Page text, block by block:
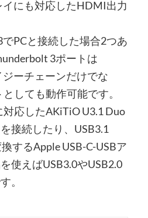
にも対応したHDMI出力
PCと接続した場合2つあ
3ポートは
ーチェーンだけでな
しても動作可能です。
応したAKiTiO U3.1 Duo
接続したり、USB3.1
するApple USB-C-USBア
使えばUSB3.0やUSB2.0
。